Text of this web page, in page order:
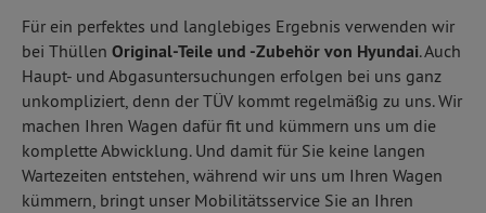
Für ein perfektes und langlebiges Ergebnis verwenden wir
bei Thüllen Original-Teile und -Zubehör von Hyundai. Auch
Haupt- und Abgasuntersuchungen erfolgen bei uns ganz
unkompliziert, denn der TÜV kommt regelmäßig zu uns. Wir
machen Ihren Wagen dafür fit und kümmern uns um die
komplette Abwicklung. Und damit für Sie keine langen
Wartezeiten entstehen, während wir uns um Ihren Wagen
kümmern, bringt unser Mobilitätsservice Sie an Ihren